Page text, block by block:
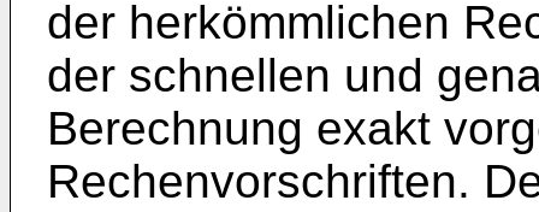
der herkömmlichen
der schnellen und
Berechnung exakt
Rechenvorschriften.